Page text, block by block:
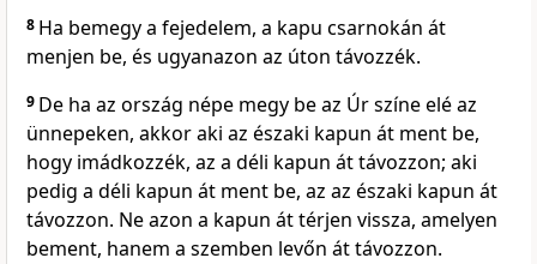
8 Ha bemegy a fejedelem, a kapu csarnokán át
menjen be, és ugyanazon az úton távozzék.
9 De ha az ország népe megy be az Úr színe elé az
ünnepeken, akkor aki az északi kapun át ment be,
hogy imádkozzék, az a déli kapun át távozzon; aki
pedig a déli kapun át ment be, az az északi kapun át
távozzon. Ne azon a kapun át térjen vissza, amelyen
bement, hanem a szemben levőn át távozzon.